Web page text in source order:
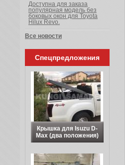
Доступна для заказа
популярная модель без
боковых окон для Toyota
Hilux Revo.
Все новости
Спецпредложения
Крышка для Isuzu D-
Max (два положения)